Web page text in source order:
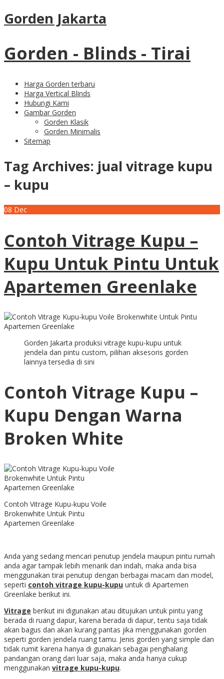
Gorden Jakarta
Gorden - Blinds - Tirai
Harga Gorden terbaru
Harga Vertical Blinds
Hubungi Kami
Gambar Gorden
Gorden Klasik
Gorden Minimalis
Sitemap
Tag Archives: jual vitrage kupu
– kupu
08 Dec
Contoh Vitrage Kupu –
Kupu Untuk Pintu Untuk
Apartemen Greenlake
Gorden Jakarta produksi vitrage kupu-kupu untuk
jendela dan pintu custom, pilihan aksesoris gorden
lainnya tersedia di sini
Contoh Vitrage Kupu –
Kupu Dengan Warna
Broken White
Contoh Vitrage Kupu-kupu Voile
Brokenwhite Untuk Pintu
Apartemen Greenlake
Anda yang sedang mencari penutup jendela maupun pintu rumah
anda agar tampak lebih menarik dan indah, maka anda bisa
menggunakan tirai penutup dengan berbagai macam dan model,
seperti contoh vitrage kupu-kupu untuk di Apartemen
Greenlake berikut ini.
Vitrage berikut ini digunakan atau ditujukan untuk pintu yang
berada di ruang dapur, karena berada di dapur, tentu saja tidak
akan bagus dan akan kurang pantas jika menggunakan gorden
seperti gorden jendela ruang tamu. Jenis gorden yang simple dan
tidak rumit karena hanya di gunakan sebagai penghalang
pandangan orang dari luar saja, maka anda hanya cukup
menggunakan vitrage kupu-kupu.